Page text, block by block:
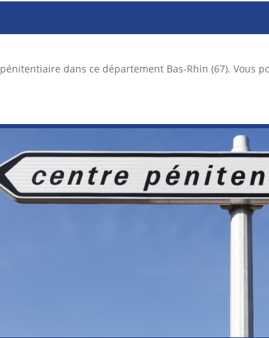
dans ce département Bas-Rhin (67). Vous